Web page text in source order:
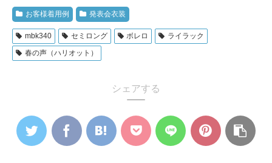
お客様着用例 発表会衣装
mbk340 セミロング ボレロ
ライラック
春の声（ハリオット）
シェアする